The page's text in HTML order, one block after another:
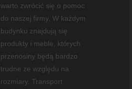
warto zwrócić się o pomoc
do naszej firmy. W każdym
budynku znajdują się
produkty i meble, których
przenosiny będą bardzo
trudne ze względu na
rozmiary. Transport